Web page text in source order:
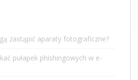
zastąpić aparaty fotograficzne?
pułapek phishingowych w e-